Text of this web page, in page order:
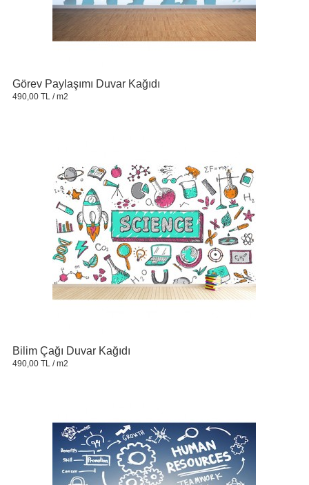
Görev Paylaşımı Duvar Kağıdı
490,00 TL / m2
Bilim Çağı Duvar Kağıdı
490,00 TL / m2